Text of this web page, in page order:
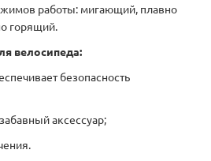
работы: мигающий, плавно
горящий.
велосипеда:
безопасность
аксессуар;